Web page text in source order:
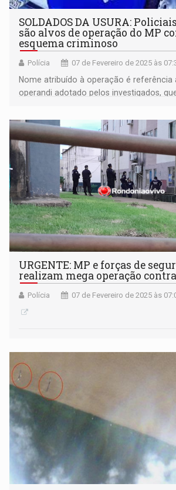
SOLDADOS DA USURA:
são alvos de operação do MP
esquema criminoso
Polícia 07 de Fevereiro de 2025 às
Nome atribuído à operação é referência
operandi adotado pelos investigados,
URGENTE: MP e forças de
realizam mega operação
Polícia 07 de Fevereiro de 2025 às